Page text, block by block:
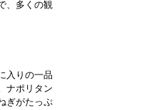
、多くの観
入りの一品
ナポリタン
ぎがたっぷ